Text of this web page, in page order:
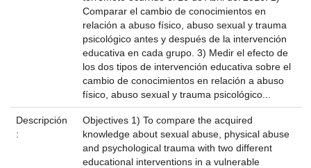
Comparar el cambio de conocimientos en
relación a abuso físico, abuso sexual y trauma
psicológico antes y después de la intervención
educativa en cada grupo. 3) Medir el efecto de
los dos tipos de intervención educativa sobre el
cambio de conocimientos en relación a abuso
físico, abuso sexual y trauma psicológico...
Descripción
:
Objectives 1) To compare the acquired
knowledge about sexual abuse, physical abuse
and psychological trauma with two different
educational interventions in a vulnerable